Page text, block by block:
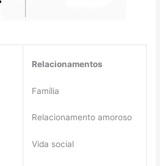
Relacionamentos
Família
Relacionamento amoroso
Vida social